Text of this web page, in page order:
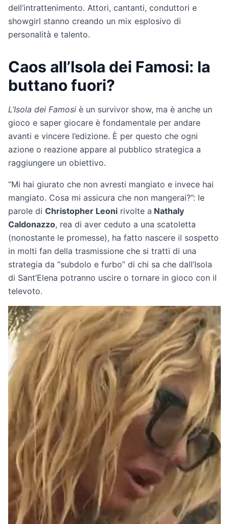
dell’intrattenimento. Attori, cantanti, conduttori e
showgirl stanno creando un mix esplosivo di
personalità e talento.
Caos all’Isola dei Famosi: la
buttano fuori?
L’Isola dei Famosi è un survivor show, ma è anche un
gioco e saper giocare è fondamentale per andare
avanti e vincere l’edizione. È per questo che ogni
azione o reazione appare al pubblico strategica a
raggiungere un obiettivo.
“Mi hai giurato che non avresti mangiato e invece hai
mangiato. Cosa mi assicura che non mangerai?”: le
parole di Christopher Leoni rivolte a Nathaly
Caldonazzo, rea di aver ceduto a una scatoletta
(nonostante le promesse), ha fatto nascere il sospetto
in molti fan della trasmissione che si tratti di una
strategia da “subdolo e furbo” di chi sa che dall’Isola
di Sant’Elena potranno uscire o tornare in gioco con il
televoto.